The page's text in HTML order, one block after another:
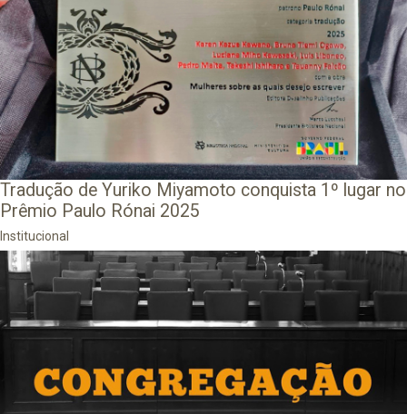
Tradução de Yuriko Miyamoto conquista 1º lugar no
Prêmio Paulo Rónai 2025
Institucional